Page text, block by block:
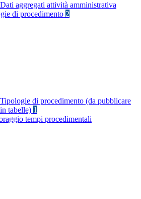
Dati aggregati attività amministrativa
di procedimento 2
Tipologie di procedimento (da pubblicare
in tabelle) 1
tempi procedimentali